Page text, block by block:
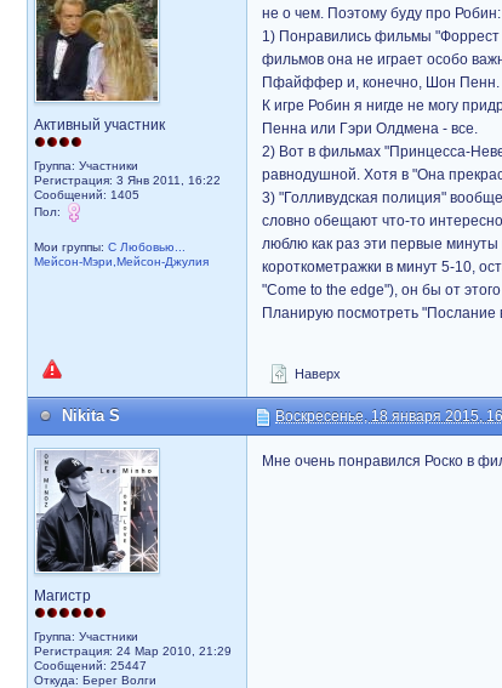
Активный участник
Группа: Участники
Регистрация: 3 Янв 2011, 16:22
Сообщений: 1405
Пол:
Мои группы: С Любовью...
Мейсон-Мэри,Мейсон-Джулия
не о чем. Поэтому буду про Робин:
1) Понравились фильмы
фильмов она не играет особо
Пфайффер и, конечно, Шон Пенн.
К игре Робин я нигде не могу
Пенна или Гэри Олдмена - все.
2) Вот в фильмах "Принцесса-
равнодушной. Хотя в "Она
3) "Голливудская полиция"
словно обещают что-то
люблю как раз эти первые
короткометражки в минут 5-10,
"Come to the edge"), он бы от
Планирую посмотреть
Наверх
Nikita S Воскресенье, 18 января 2015,
Магистр
Группа: Участники
Регистрация: 24 Мар 2010, 21:29
Сообщений: 25447
Откуда: Берег Волги
Мне очень понравился Роско в